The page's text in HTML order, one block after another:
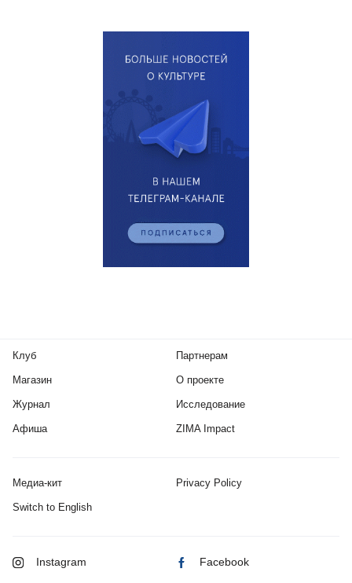
Клуб
Магазин
Журнал
Афиша
Партнерам
О проекте
Исследование
ZIMA Impact
Медиа-кит Privacy Policy
Switch to English
Instagram Facebook